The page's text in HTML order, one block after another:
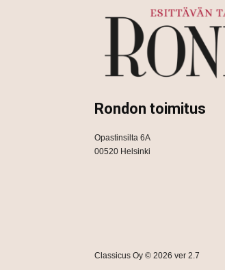
Rondon toimitus
Opastinsilta 6A
00520 Helsinki
Classicus Oy © 2026 ver 2.7